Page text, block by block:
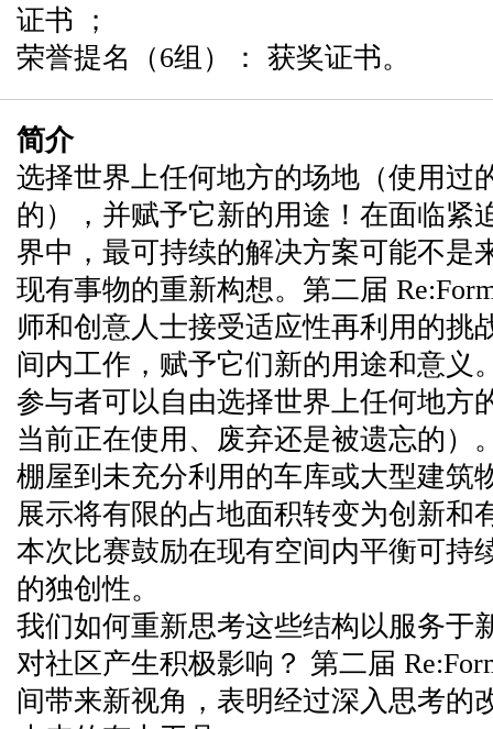
证书 ；
荣誉提名（6组）： 获奖证书。
简介
选择世界上任何地方的场地（使用过
的），并赋予它新的用途！在面临紧
界中，最可持续的解决方案可能不是
现有事物的重新构想。第二届
师和创意人士接受适应性再利用的挑
间内工作，赋予它们新的用途和意义
参与者可以自由选择世界上任何地方
当前正在使用、废弃还是被遗忘的）
棚屋到未充分利用的车库或大型建筑
展示将有限的占地面积转变为创新和
本次比赛鼓励在现有空间内平衡可持
的独创性。
我们如何重新思考这些结构以服务于
对社区产生积极影响？ 第二届
间带来新视角，表明经过深入思考的